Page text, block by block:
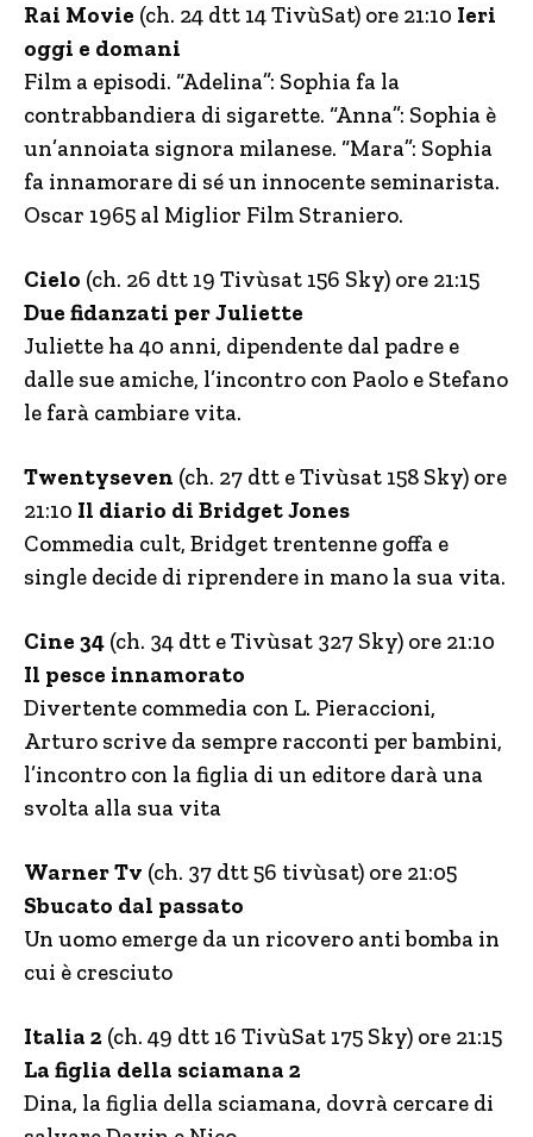
Rai Movie (ch. 24 dtt 14 TivùSat) ore 21:10 Ieri
oggi e domani
Film a episodi. “Adelina”: Sophia fa la
contrabbandiera di sigarette. “Anna”: Sophia è
un’annoiata signora milanese. “Mara”: Sophia
fa innamorare di sé un innocente seminarista.
Oscar 1965 al Miglior Film Straniero.
Cielo (ch. 26 dtt 19 Tivùsat 156 Sky) ore 21:15
Due fidanzati per Juliette
Juliette ha 40 anni, dipendente dal padre e
dalle sue amiche, l’incontro con Paolo e Stefano
le farà cambiare vita.
Twentyseven (ch. 27 dtt e Tivùsat 158 Sky) ore
21:10 Il diario di Bridget Jones
Commedia cult, Bridget trentenne goffa e
single decide di riprendere in mano la sua vita.
Cine 34 (ch. 34 dtt e Tivùsat 327 Sky) ore 21:10
Il pesce innamorato
Divertente commedia con L. Pieraccioni,
Arturo scrive da sempre racconti per bambini,
l’incontro con la figlia di un editore darà una
svolta alla sua vita
Warner Tv (ch. 37 dtt 56 tivùsat) ore 21:05
Sbucato dal passato
Un uomo emerge da un ricovero anti bomba in
cui è cresciuto
Italia 2 (ch. 49 dtt 16 TivùSat 175 Sky) ore 21:15
La figlia della sciamana 2
Dina, la figlia della sciamana, dovrà cercare di